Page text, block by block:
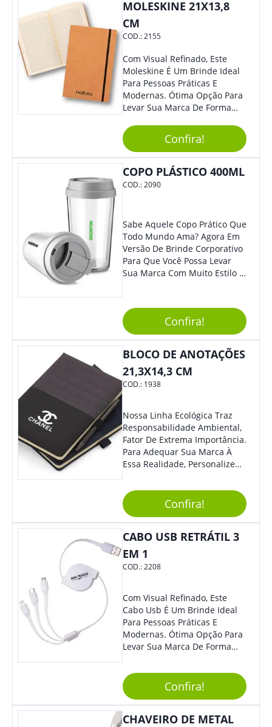
Sua Marca E Tenha Ainda
Mais Destaque Em Eventos E
Feiras De Negócios.
MOLESKINE 21X13,8
CM
COD.:2155
Com Visual Refinado, Este
Moleskine É Um Brinde Ideal
Para Pessoas Práticas E
Modernas. Ótima Opção Para
Levar Sua Marca De Forma
Sua Empresa Em Eventos,
Reuniões Corporativas Ou Até
Mesmo Para Presentear
Colaboradores E Parceiros De
Sua Empresa.
Confira!
COPO PLÁSTICO 400ML
COD.:2090
Sabe Aquele Copo Prático Que
Todo Mundo Ama? Agora Em
Versão De Brinde Corporativo
Para Que Você Possa Levar
Sua Marca Com Muito Estilo E
De Exposição.
Confira!
BLOCO DE ANOTAÇÕES
21,3X14,3 CM
COD.: 1938
Nossa Linha Ecológica Traz
Responsabilidade Ambiental,
Fator De Extrema Importância.
Para Adequar Sua Marca À
Essa Realidade, Personalize
Anotações Com Post-It E
Caneta. Elaborado A Partir De
Material Reciclado, O Brinde
Também É Prático, Tornando-
Se Assim Excelente Para Uso
Cotidiano. Perfeito, Não É?!
Confira!
CABO USB RETRÁTIL 3
EM 1
COD.:2208
Com Visual Refinado, Este
Cabo Usb É Um Brinde Ideal
Para Pessoas Práticas E
Modernas. Ótima Opção Para
Levar Sua Marca De Forma
Sua Empresa Em Eventos,
Reuniões Corporativas Ou Até
Mesmo Para Presentear
Colaboradores E Parceiros De
Sua Empresa.
Confira!
CHAVEIRO DE METAL